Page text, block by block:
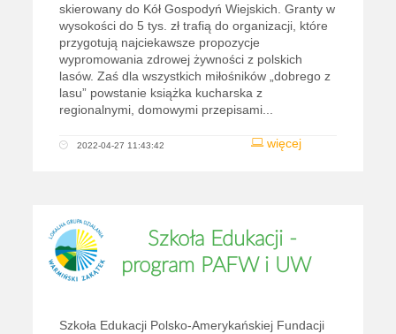
skierowany do Kół Gospodyń Wiejskich. Granty w
wysokości do 5 tys. zł trafią do organizacji, które
przygotują najciekawsze propozycje
wypromowania zdrowej żywności z polskich
lasów. Zaś dla wszystkich miłośników „dobrego z
lasu” powstanie książka kucharska z
regionalnymi, domowymi przepisami...
więcej
2022-04-27 11:43:42
Szkoła Edukacji -
program PAFW i UW
Szkoła Edukacji Polsko-Amerykańskiej Fundacji